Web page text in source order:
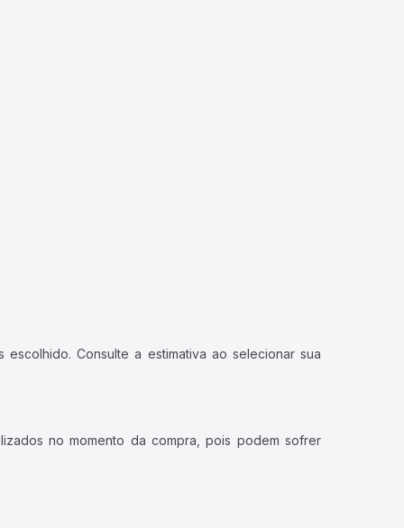
Consulte a estimativa ao selecionar sua
no momento da compra, pois podem sofrer